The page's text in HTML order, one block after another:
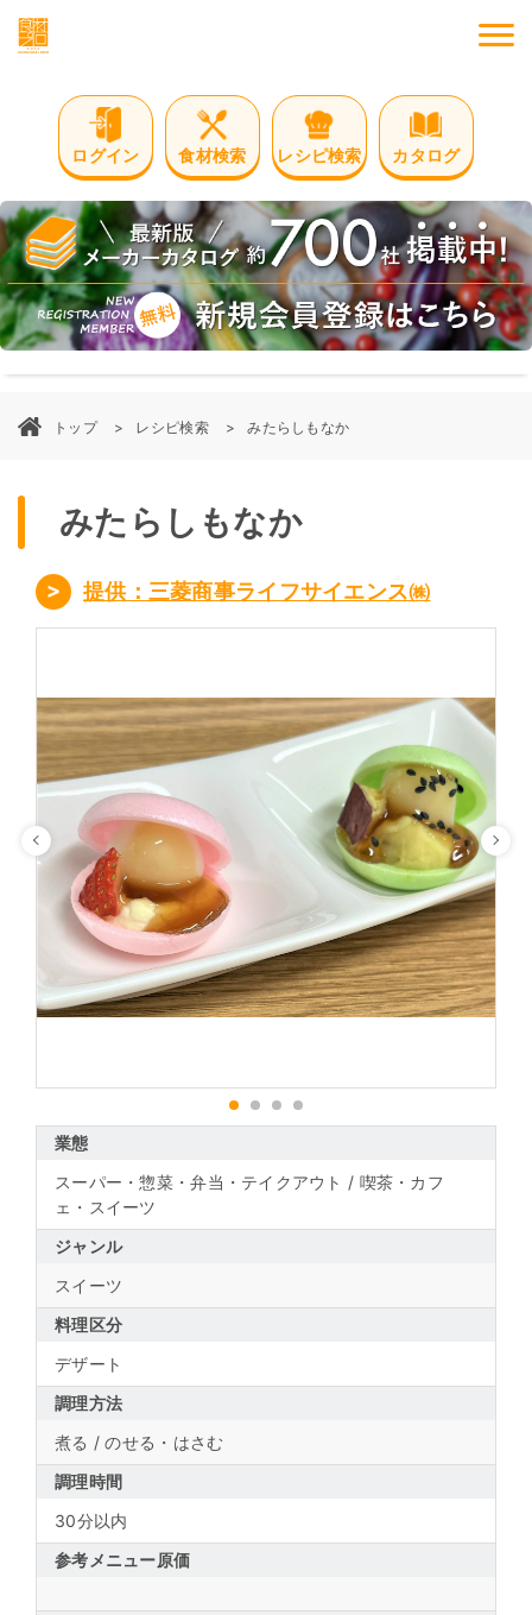
ログイン 食材検索 レシピ検索 カタログ
トップ レシピ検索 みたらしもなか
みたらしもなか
提供：三菱商事ライフサイエンス㈱
Previous
業態
スーパー・惣菜・弁当・テイクアウト / 喫茶・カフ
ェ・スイーツ
ジャンル
スイーツ
料理区分
デザート
調理方法
煮る / のせる・はさむ
調理時間
30分以内
参考メニュー原価